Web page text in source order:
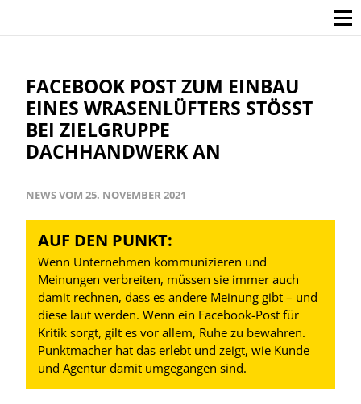
FACEBOOK POST ZUM EINBAU
EINES WRASENLÜFTERS STÖSST B
EI ZIELGRUPPE D
ACHHANDWERK AN
NEWS VOM 25. NOVEMBER 2021
AUF DEN PUNKT:
Wenn Unternehmen kommunizieren und
Meinungen verbreiten, müssen sie immer auch
damit rechnen, dass es andere Meinung gibt – und
diese laut werden. Wenn ein Facebook-Post für
Kritik sorgt, gilt es vor allem, Ruhe zu bewahren.
Punktmacher hat das erlebt und zeigt, wie Kunde
und Agentur damit umgegangen sind.